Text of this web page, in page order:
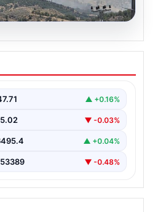
yangını. Ekipler
"Adıyaman iline bağlı
▲ +0.16%
▼ -0.03%
▲ +0.04%
▼ -0.48%